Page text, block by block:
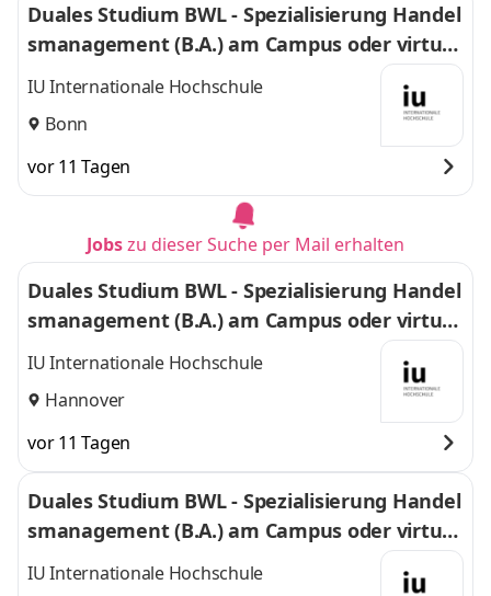
Duales Studium BWL - Spezialisierung Handel
smanagement (B.A.) am Campus oder virtuel
l
IU Internationale Hochschule
Bonn
vor 11 Tagen
Jobszu dieser Suche per Mail erhalten
Duales Studium BWL - Spezialisierung Handel
smanagement (B.A.) am Campus oder virtuel
l
IU Internationale Hochschule
Hannover
vor 11 Tagen
Duales Studium BWL - Spezialisierung Handel
smanagement (B.A.) am Campus oder virtuel
l
IU Internationale Hochschule